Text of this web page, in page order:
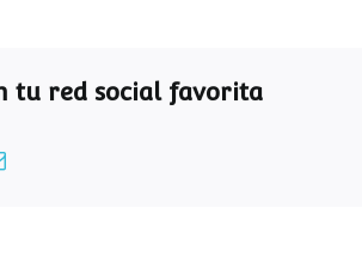
tu red social favorita